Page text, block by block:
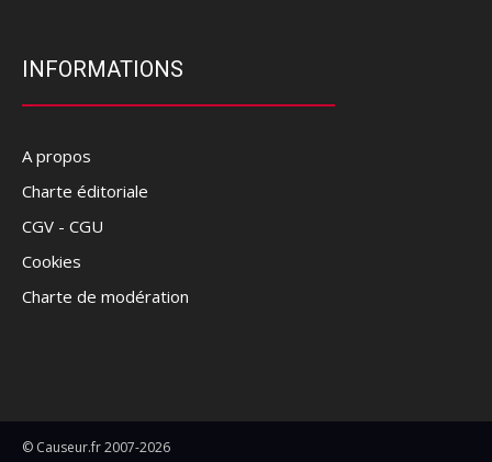
INFORMATIONS
A propos
Charte éditoriale
CGV - CGU
Cookies
Charte de modération
© Causeur.fr 2007-2026